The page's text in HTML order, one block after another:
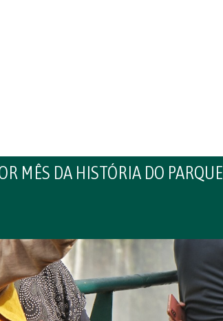
MÊS DA HISTÓRIA DO PARQUE